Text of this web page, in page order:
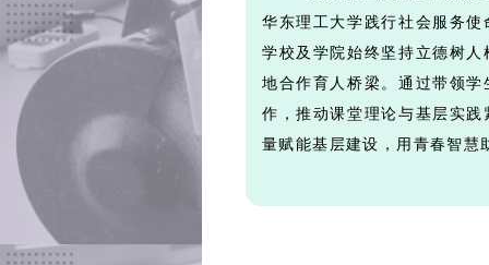
华东理工大学践行社会服务
学校及学院始终坚持立德树
地合作育人桥梁。通过带领
作，推动课堂理论与基层实
量赋能基层建设，用青春智慧